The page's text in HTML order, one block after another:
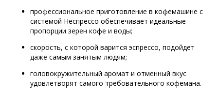
профессиональное приготовление в кофемашине с
системой Неспрессо обеспечивает идеальные
пропорции зерен кофе и воды;
скорость, с которой варится эспрессо, подойдет
даже самым занятым людям;
головокружительный аромат и отменный вкус
удовлетворят самого требовательного кофемана.